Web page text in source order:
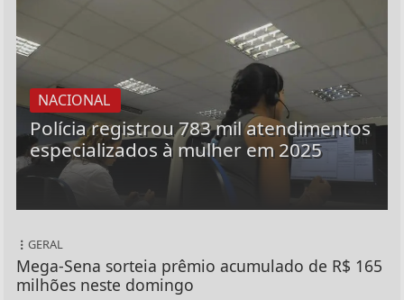
NACIONAL
Polícia registrou 783 mil atendimentos
especializados à mulher em 2025
GERAL
Mega-Sena sorteia prêmio acumulado de R$ 165
milhões neste domingo